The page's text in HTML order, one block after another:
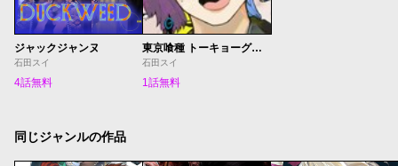
ジャックジャンヌ
石田スイ
4話無料
東京喰種 トーキョーグール:re
石田スイ
1話無料
同じジャンルの作品